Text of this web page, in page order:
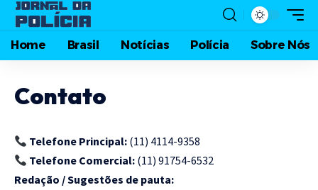
Home Brasil Notícias Polícia Sobre Nós
Contato
Telefone Principal: (11) 4114-9358
Telefone Comercial: (11) 91754-6532
Redação / Sugestões de pauta: